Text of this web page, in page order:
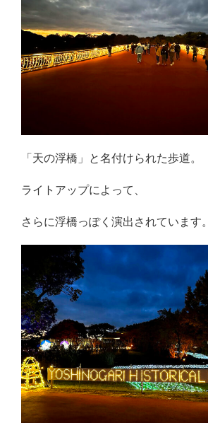
「天の浮橋」と名付けられた歩道。
ライトアップによって、
さらに浮橋っぽく演出されています。